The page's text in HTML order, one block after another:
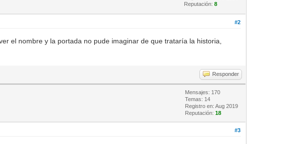
Reputación:8
#2
el nombre y la portada no pude imaginar de que trataría la historia,
Responder
Mensajes: 170
Temas: 14
Registro en: Aug 2019
Reputación:18
#3